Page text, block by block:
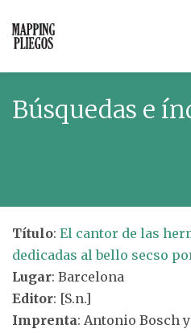
Búsquedas e
Título: El cantor de las
dedicadas al bello secso
Lugar: Barcelona
Editor: [S.n.]
Imprenta: Antonio Bosch